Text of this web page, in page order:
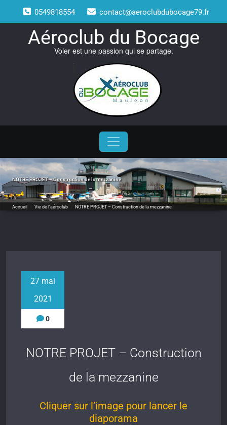
content
0549818554 contact@aeroclubdubocage79.fr
Aéroclub du Bocage
Voler est une passion qui se partage.
NOTRE PROJET – Construction de la mezzanine
Accueil Vie de l'aéroclub NOTRE PROJET – Construction de la mezzanine
27 mai
2021
0
NOTRE PROJET – Construction
de la mezzanine
Cliquer sur l’image pour lancer le
diaporama